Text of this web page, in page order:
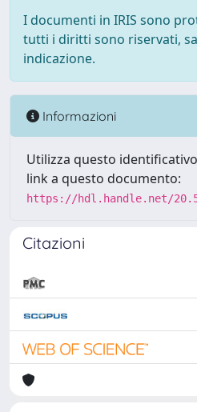
I documenti in IRIS sono
tutti i diritti sono riservati,
indicazione.
Informazioni
Utilizza questo
link a questo documento:
https://hdl.handle.net/
Citazioni